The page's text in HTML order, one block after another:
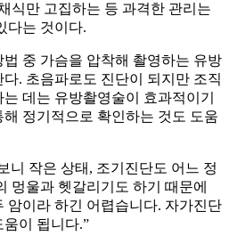
식만 고집하는 등 과격한 관리는
다는 것이다.
중 가슴을 압착해 촬영하는 유방
. 초음파로도 진단이 되지만 조직
데는 유방촬영술이 효과적이기
정기적으로 확인하는 것도 도움
니 작은 상태, 조기진단도 어느 정
멍울과 헷갈리기도 하기 때문에
암이라 하긴 어렵습니다. 자가진단
이 됩니다.”